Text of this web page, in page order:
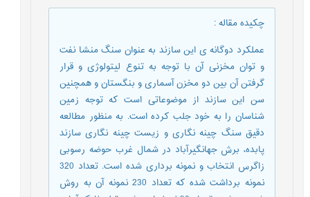
چکیده مقاله:
عملکرد دوگانه ی این سازند به عنوان سنگ منشا نفت
و توان مخزنی آن با توجه به تنوع لیتولوژی و قرار
گرفتن آن بین دو مخزن آسماری و بنگستان و همچنین
سن این سازند از موضوعاتی است که توجه زمین
شناسان را به خود جلب کرده است. به منظور مطالعه
دقیق سنگ چینه نگاری و زیست چینه نگاری سازند
پابده، برش جهانگیرآباد در شمال غرب حوضه رسوبی
زاگرس انتخاب و نمونه برداری شده است. تعداد 320
نمونه برداشت شده که تعداد 230 نمونه آن به روش